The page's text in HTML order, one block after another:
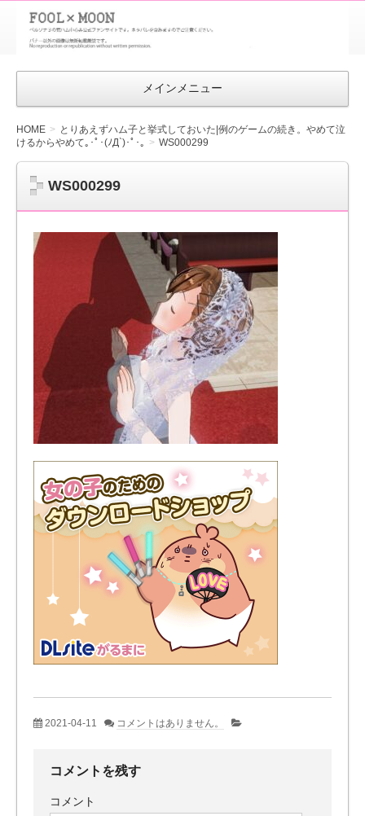
FOOL×MOON
｜ペルソナ
3 荒ハム中
メインメニュー
HOME
とりあえずハム子と挙式しておいた|例のゲームの続き。やめて泣
けるからやめて｡･ﾟ･(ﾉД`)･ﾟ･｡
WS000299
WS000299
2021-04-11 コメントはありません。
コメントを残す
コメント